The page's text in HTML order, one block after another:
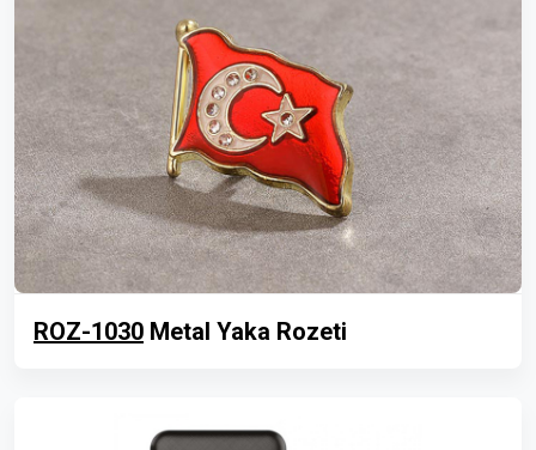
ROZ-1030 Metal Yaka Rozeti